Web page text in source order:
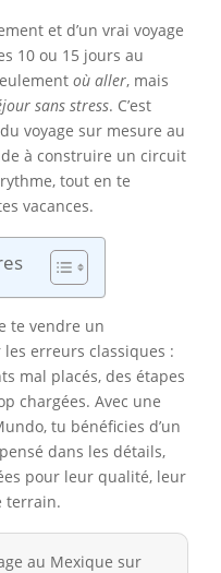
et d’un vrai voyage
10 ou 15 jours au
où aller, mais
sans stress. C’est
voyage sur mesure au
à construire un circuit
tout en te
vacances.
te vendre un
les erreurs classiques :
mal placés, des étapes
chargées. Avec une
tu bénéficies d’un
dans les détails,
pour leur qualité, leur
terrain.
au Mexique sur